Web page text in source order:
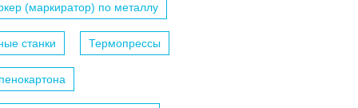
(маркиратор) по металлу
станки Термопрессы